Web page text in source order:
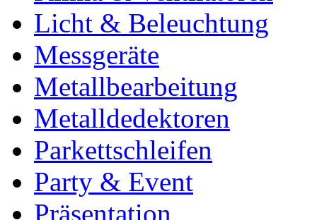
Licht & Beleuchtung
Messgeräte
Metallbearbeitung
Metalldedektoren
Parkettschleifen
Party & Event
Präsentation